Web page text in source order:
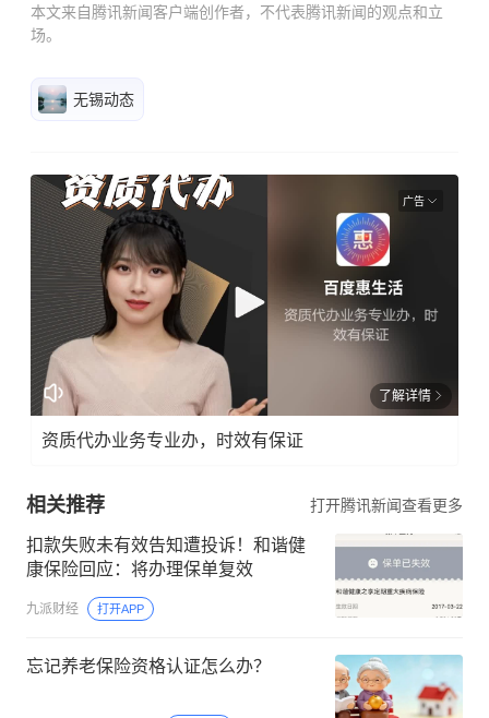
本文来自腾讯新闻客户端创作者，不代表腾讯新闻的观点和立
场。
无锡动态
广告
了解详情
资质代办业务专业办，时效有保证
相关推荐 打开腾讯新闻查看更多
扣款失败未有效告知遭投诉！和谐健
康保险回应：将办理保单复效
九派财经 打开APP
忘记养老保险资格认证怎么办？